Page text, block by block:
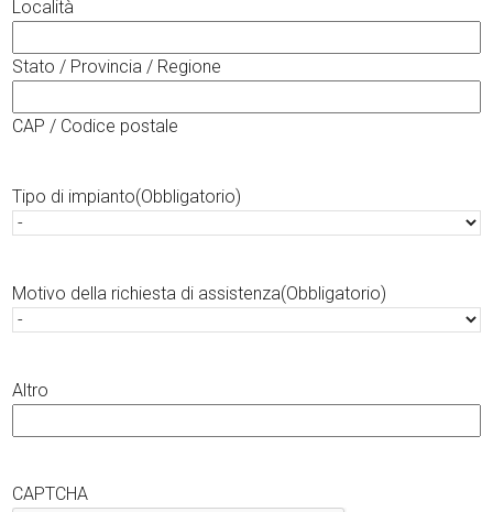
Località
Stato / Provincia / Regione
CAP / Codice postale
Tipo di impianto(Obbligatorio)
Motivo della richiesta di assistenza(Obbligatorio)
Altro
CAPTCHA